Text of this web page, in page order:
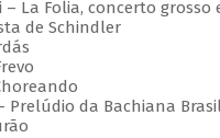
– La Folia, concerto grosso
de Schindler
Prelúdio da Bachiana